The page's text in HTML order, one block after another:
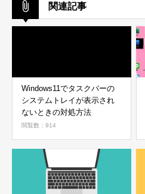
関連記事
Windows11でタスクバーの
システムトレイが表示され
ないときの対処方法
閲覧数：914